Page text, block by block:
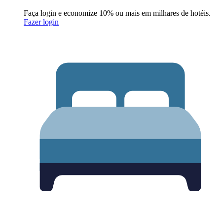
Faça login e economize 10% ou mais em milhares de hotéis.
Fazer login